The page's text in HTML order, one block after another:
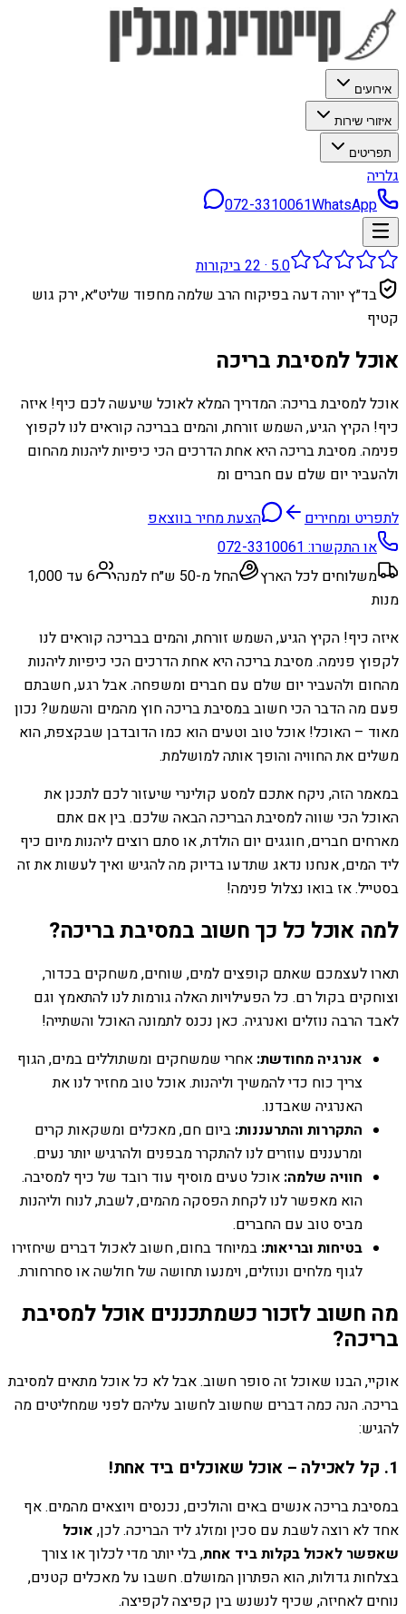
אירועים
איזורי שירות
תפריטים
גלריה
072-3310061WhatsApp
5.0
·
22ביקורות
בד״ץ יורה דעה בפיקוח הרב שלמה מחפוד שליט״א, ירק גוש
קטיף
אוכל למסיבת בריכה
אוכל למסיבת בריכה: המדריך המלא לאוכל שיעשה לכם כיף! איזה
כיף! הקיץ הגיע, השמש זורחת, והמים בבריכה קוראים לנו לקפוץ
פנימה. מסיבת בריכה היא אחת הדרכים הכי כיפיות ליהנות מהחום
ולהעביר יום שלם עם חברים ומ
לתפריט ומחירים
הצעת מחיר בווצאפ
או התקשרו:072-3310061
משלוחים לכל הארץ
החל מ-50 ש״ח למנה
6 עד 1,000
מנות
איזה כיף! הקיץ הגיע, השמש זורחת, והמים בבריכה קוראים לנו
לקפוץ פנימה. מסיבת בריכה היא אחת הדרכים הכי כיפיות ליהנות
מהחום ולהעביר יום שלם עם חברים ומשפחה. אבל רגע, חשבתם
פעם מה הדבר הכי חשוב במסיבת בריכה חוץ מהמים והשמש? נכון
מאוד – האוכל! אוכל טוב וטעים הוא כמו הדובדבן שבקצפת, הוא
משלים את החוויה והופך אותה למושלמת.
במאמר הזה, ניקח אתכם למסע קולינרי שיעזור לכם לתכנן את
האוכל הכי שווה למסיבת הבריכה הבאה שלכם. בין אם אתם
מארחים חברים, חוגגים יום הולדת, או סתם רוצים ליהנות מיום כיף
ליד המים, אנחנו נדאג שתדעו בדיוק מה להגיש ואיך לעשות את זה
בסטייל. אז בואו נצלול פנימה!
למה אוכל כל כך חשוב במסיבת בריכה?
תארו לעצמכם שאתם קופצים למים, שוחים, משחקים בכדור,
וצוחקים בקול רם. כל הפעילויות האלה גורמות לנו להתאמץ וגם
לאבד הרבה נוזלים ואנרגיה. כאן נכנס לתמונה האוכל והשתייה!
אנרגיה מחודשת: אחרי שמשחקים ומשתוללים במים, הגוף
צריך כוח כדי להמשיך וליהנות. אוכל טוב מחזיר לנו את
האנרגיה שאבדנו.
התקררות והתרעננות: ביום חם, מאכלים ומשקאות קרים
ומרעננים עוזרים לנו להתקרר מבפנים ולהרגיש יותר נעים.
חוויה שלמה: אוכל טעים מוסיף עוד רובד של כיף למסיבה.
הוא מאפשר לנו לקחת הפסקה מהמים, לשבת, לנוח וליהנות
מביס טוב עם החברים.
בטיחות ובריאות: במיוחד בחום, חשוב לאכול דברים שיחזירו
לגוף מלחים ונוזלים, וימנעו תחושה של חולשה או סחרחורת.
מה חשוב לזכור כשמתכננים אוכל למסיבת
בריכה?
אוקיי, הבנו שאוכל זה סופר חשוב. אבל לא כל אוכל מתאים למסיבת
בריכה. הנה כמה דברים שחשוב לחשוב עליהם לפני שמחליטים מה
להגיש:
1. קל לאכילה – אוכל שאוכלים ביד אחת!
במסיבת בריכה אנשים באים והולכים, נכנסים ויוצאים מהמים. אף
אחד לא רוצה לשבת עם סכין ומזלג ליד הבריכה. לכן, אוכל
שאפשר לאכול בקלות ביד אחת, בלי יותר מדי לכלוך או צורך
בצלחות גדולות, הוא הפתרון המושלם. חשבו על מאכלים קטנים,
נוחים לאחיזה, שכיף לנשנש בין קפיצה לקפיצה.